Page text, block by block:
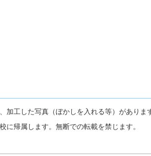
工した写真（ぼかしを入れる等）がありま
帰属します。無断での転載を禁じます。